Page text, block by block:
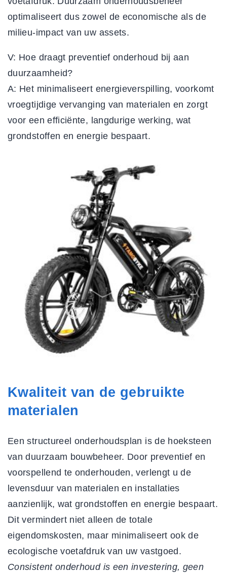
optimaliseert dus zowel de economische als de
milieu-impact van uw assets.
V: Hoe draagt preventief onderhoud bij aan
duurzaamheid?
A: Het minimaliseert energieverspilling, voorkomt
vroegtijdige vervanging van materialen en zorgt
voor een efficiënte, langdurige werking, wat
grondstoffen en energie bespaart.
Kwaliteit van de gebruikte
materialen
Een structureel onderhoudsplan is de hoeksteen
van duurzaam bouwbeheer. Door preventief en
voorspellend te onderhouden, verlengt u de
levensduur van materialen en installaties
aanzienlijk, wat grondstoffen en energie bespaart.
Dit vermindert niet alleen de totale
eigendomskosten, maar minimaliseert ook de
ecologische voetafdruk van uw vastgoed.
Consistent onderhoud is een investering, geen